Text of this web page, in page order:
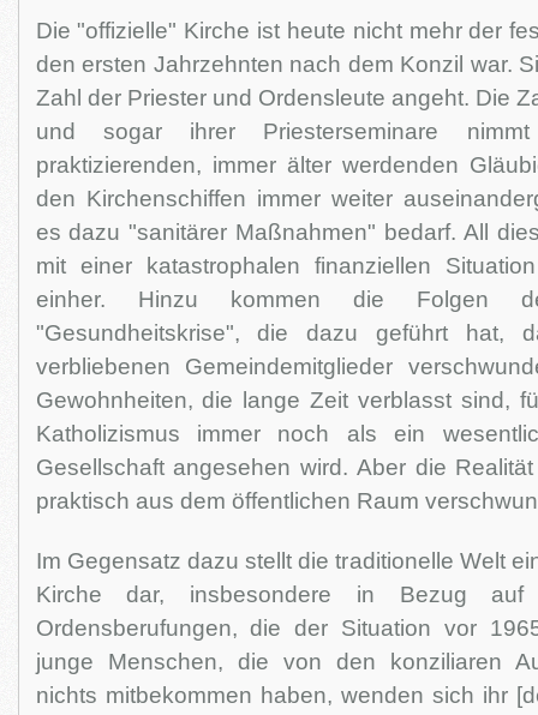
Die "offizielle" Kirche ist heute nicht mehr der
den ersten Jahrzehnten nach dem Konzil war.
Zahl der Priester und Ordensleute angeht. Die
und sogar ihrer Priesterseminare
praktizierenden, immer älter werdenden
den Kirchenschiffen immer weiter
es dazu "sanitärer Maßnahmen" bedarf. All
mit einer katastrophalen finanziellen
einher. Hinzu kommen die Folgen
"Gesundheitskrise", die dazu geführt hat,
verbliebenen Gemeindemitglieder
Gewohnheiten, die lange Zeit verblasst sind,
Katholizismus immer noch als ein
Gesellschaft angesehen wird. Aber die
praktisch aus dem öffentlichen Raum
Im Gegensatz dazu stellt die traditionelle Welt
Kirche dar, insbesondere in Bezug
Ordensberufungen, die der Situation vor
junge Menschen, die von den konziliaren
nichts mitbekommen haben, wenden sich ihr